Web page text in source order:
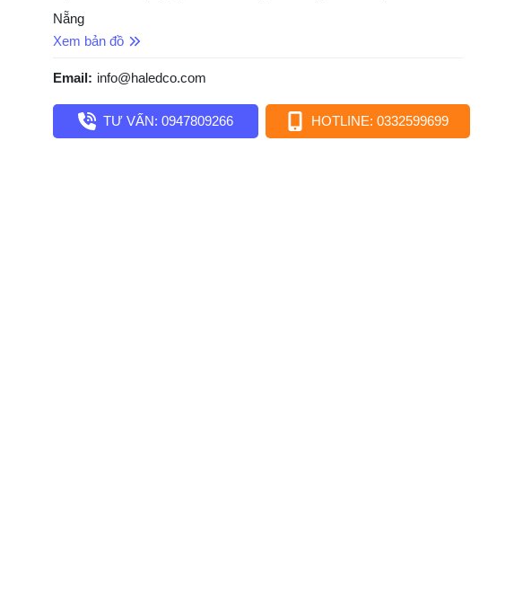
Nẵng
Xem bản đồ
Email: info@haledco.com
TƯ VẤN: 0947809266 HOTLINE: 0332599699